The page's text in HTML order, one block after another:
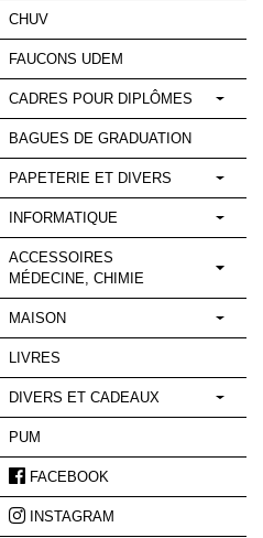
nouveautés
et
de
nos
promotions.
Courriel
*